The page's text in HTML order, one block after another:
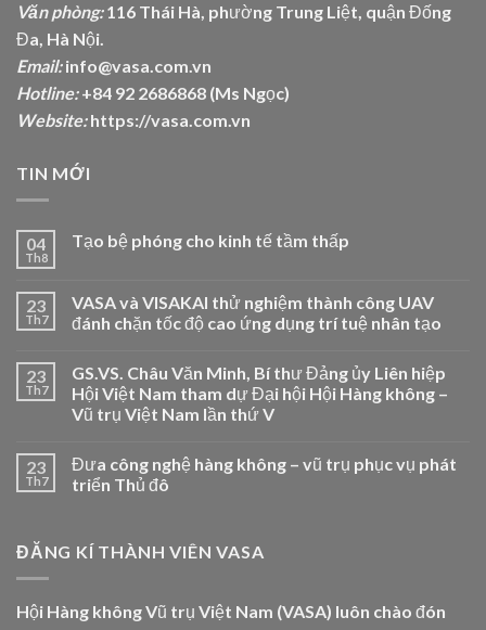
Văn phòng:116 Thái Hà, phường Trung Liệt, quận Đống
Đa, Hà Nội.
Email:info@vasa.com.vn
Hotline:+84 92 2686868 (Ms Ngọc)
Website: https://vasa.com.vn
TIN MỚI
04
Th8
Tạo bệ phóng cho kinh tế tầm thấp
23
Th7
VASA và VISAKAI thử nghiệm thành công UAV
đánh chặn tốc độ cao ứng dụng trí tuệ nhân tạo
23
Th7
GS.VS. Châu Văn Minh, Bí thư Đảng ủy Liên hiệp
Hội Việt Nam tham dự Đại hội Hội Hàng không –
Vũ trụ Việt Nam lần thứ V
23
Th7
Đưa công nghệ hàng không – vũ trụ phục vụ phát
triển Thủ đô
ĐĂNG KÍ THÀNH VIÊN VASA
Hội Hàng không Vũ trụ Việt Nam (VASA) luôn chào đón